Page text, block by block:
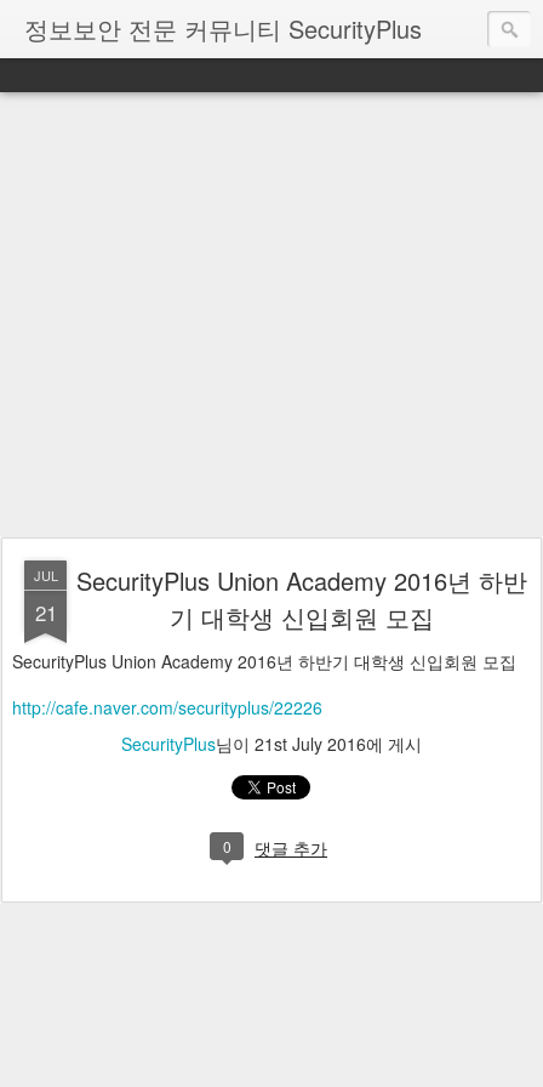
정보보안 전문 커뮤니티 SecurityPlus
JUL
21
SecurityPlus Union Academy 2016년 하반
기 대학생 신입회원 모집
SecurityPlus Union Academy 2016년 하반기 대학생 신입회원 모집
http://cafe.naver.com/securityplus/22226
SecurityPlus님이 21st July 2016에 게시
0 댓글 추가